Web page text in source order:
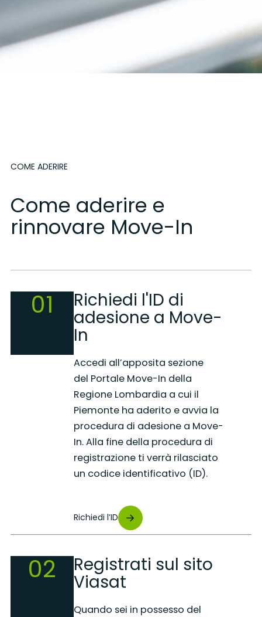
COME ADERIRE
Come aderire e
rinnovare Move-In
01 Richiedi l'ID di
adesione a Move-
In
Accedi all’apposita sezione
del Portale Move-In della
Regione Lombardia a cui il
Piemonte ha aderito e avvia la
procedura di adesione a Move-
In. Alla fine della procedura di
registrazione ti verrà rilasciato
un codice identificativo (ID).
Richiedi l’ID
02 Registrati sul sito
Viasat
Quando sei in possesso del